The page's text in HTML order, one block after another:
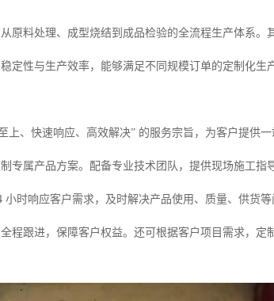
原料处理、成型烧结到成品检验的全流程生产体系。
定性与生产效率，能够满足不同规模订单的定制化生
上、快速响应、高效解决” 的服务宗旨，为客户提供一
专属产品方案。配备专业技术团队，提供现场施工指
时响应客户需求，及时解决产品使用、质量、供货等
程跟进，保障客户权益。还可根据客户项目需求，定